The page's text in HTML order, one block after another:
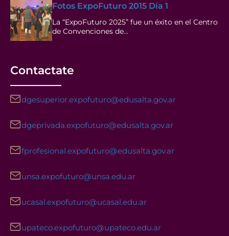
Fotos ExpoFuturo 2015 Día 1
La “ExpoFuturo 2025” fue un éxito en el Centro
de Convenciones de…
Contactate
dgesuperior.expofuturo@edusalta.gov.ar
dgeprivada.expofuturo@edusalta.gov.ar
fprofesional.expofuturo@edusalta.gov.ar
unsa.expofuturo@unsa.edu.ar
ucasal.expofuturo@ucasal.edu.ar
upateco.expofuturo@upateco.edu.ar